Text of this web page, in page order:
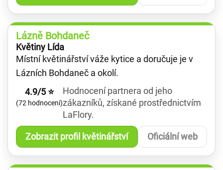
Lázně Bohdaneč
Květiny Lída
Místní květinářství váže kytice a doručuje je v
Lázních Bohdaneč a okolí.
4.9/5 ⭐
(72 hodnocení)
Hodnocení partnera od jeho
zákazníků, získané prostřednictvím
LaFlory.
Zobrazit profil květinářství Oficiální web